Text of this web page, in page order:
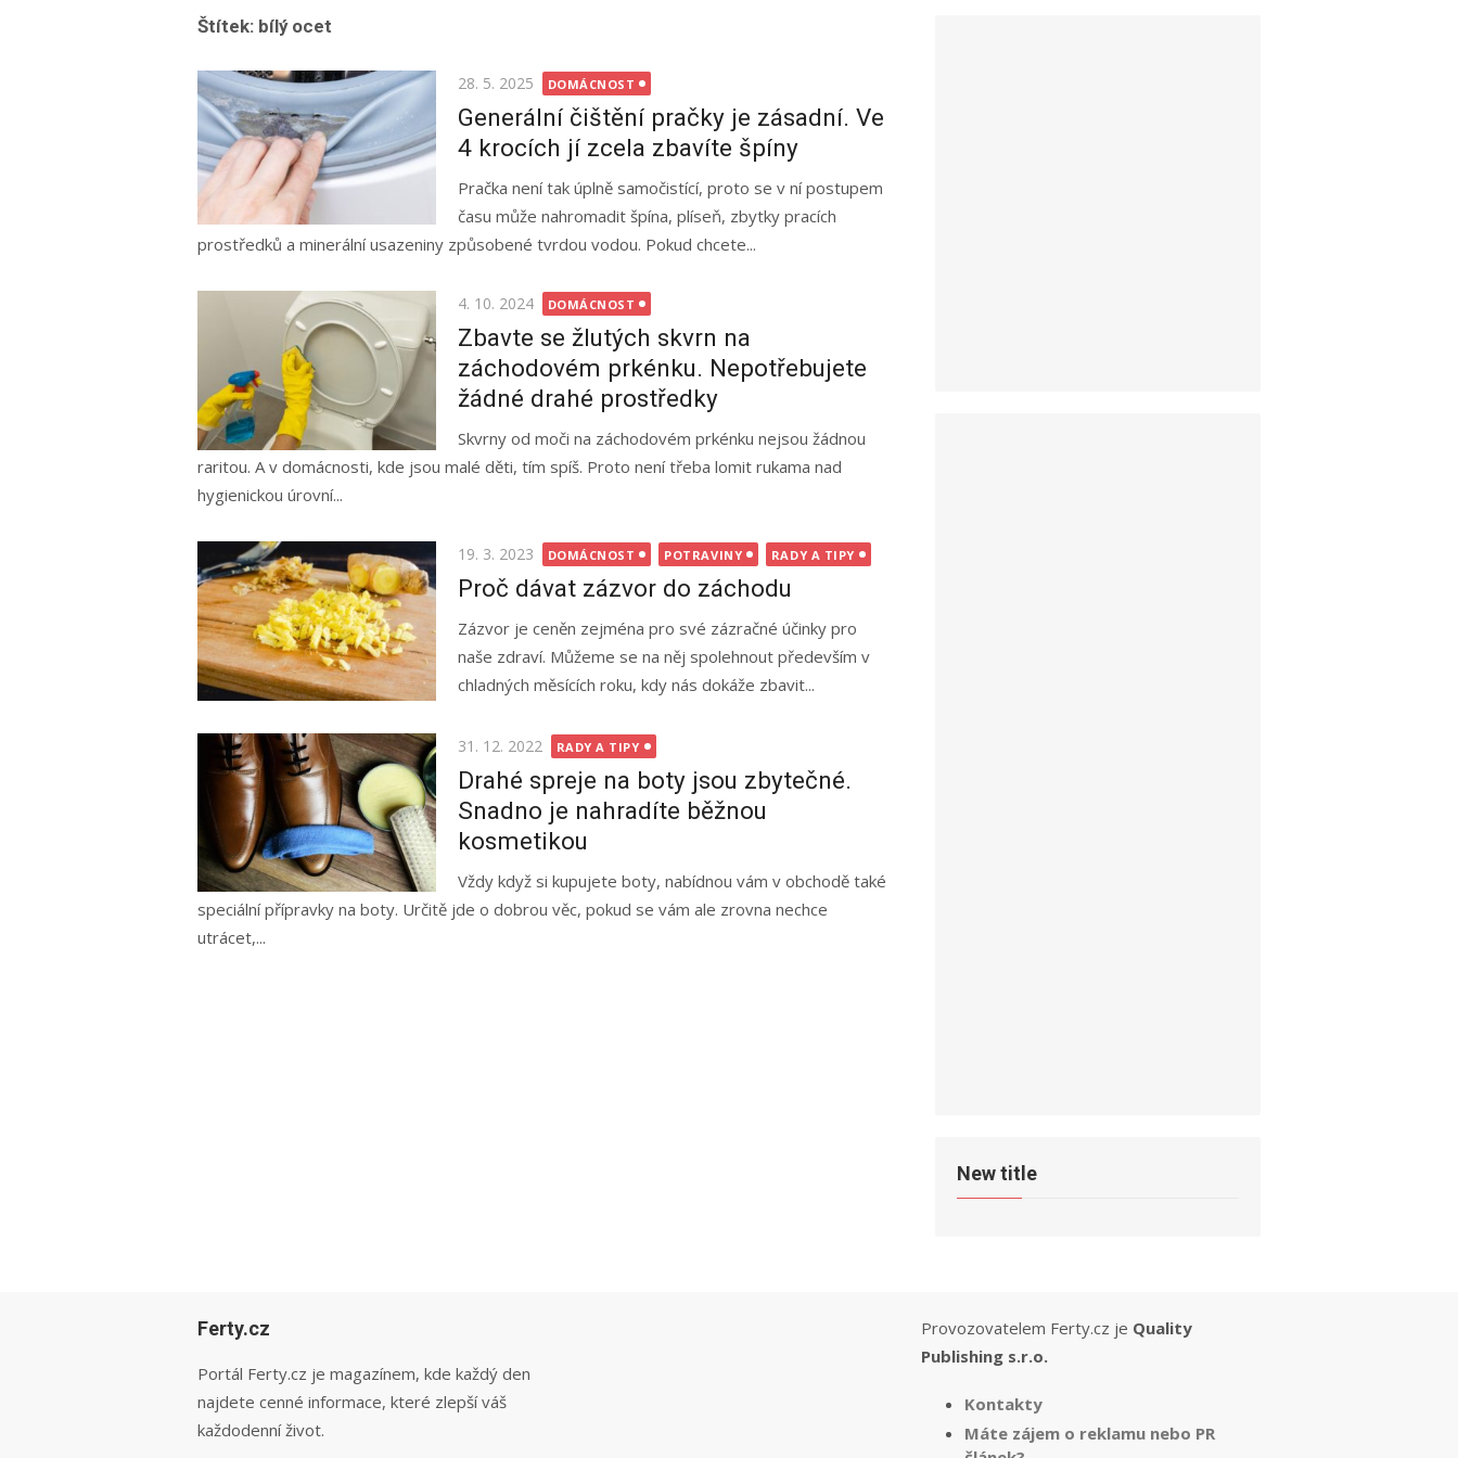
Štítek: bílý ocet
Posted
on
28. 5. 2025 DOMÁCNOST
Generální čištění pračky je zásadní. Ve
4 krocích jí zcela zbavíte špíny
Pračka není tak úplně samočistící, proto se v ní postupem
času může nahromadit špína, plíseň, zbytky pracích
prostředků a minerální usazeniny způsobené tvrdou vodou. Pokud chcete...
Posted
on
4. 10. 2024 DOMÁCNOST
Zbavte se žlutých skvrn na
záchodovém prkénku. Nepotřebujete
žádné drahé prostředky
Skvrny od moči na záchodovém prkénku nejsou žádnou
raritou. A v domácnosti, kde jsou malé děti, tím spíš. Proto není třeba lomit rukama nad
hygienickou úrovní...
Posted
on
19. 3. 2023 DOMÁCNOST POTRAVINY RADY A TIPY
Proč dávat zázvor do záchodu
Zázvor je ceněn zejména pro své zázračné účinky pro
naše zdraví. Můžeme se na něj spolehnout především v
chladných měsících roku, kdy nás dokáže zbavit...
Posted
on
31. 12. 2022 RADY A TIPY
Drahé spreje na boty jsou zbytečné.
Snadno je nahradíte běžnou
kosmetikou
Vždy když si kupujete boty, nabídnou vám v obchodě také
speciální přípravky na boty. Určitě jde o dobrou věc, pokud se vám ale zrovna nechce
utrácet,...
New title
Ferty.cz
Portál Ferty.cz je magazínem, kde každý den
najdete cenné informace, které zlepší váš
každodenní život.
Provozovatelem Ferty.cz je Quality
Publishing s.r.o.
Kontakty
Máte zájem o reklamu nebo PR